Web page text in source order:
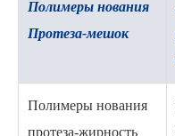
Полимеры нования
Протеза-мешок
Полимеры нования
протеза-жирность